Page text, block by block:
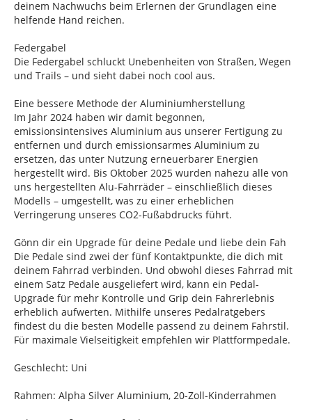
deinem Nachwuchs beim Erlernen der Grundlagen eine
helfende Hand reichen.
Federgabel
Die Federgabel schluckt Unebenheiten von Straßen, Wegen
und Trails – und sieht dabei noch cool aus.
Eine bessere Methode der Aluminiumherstellung
Im Jahr 2024 haben wir damit begonnen,
emissionsintensives Aluminium aus unserer Fertigung zu
entfernen und durch emissionsarmes Aluminium zu
ersetzen, das unter Nutzung erneuerbarer Energien
hergestellt wird. Bis Oktober 2025 wurden nahezu alle von
uns hergestellten Alu-Fahrräder – einschließlich dieses
Modells – umgestellt, was zu einer erheblichen
Verringerung unseres CO2-Fußabdrucks führt.
Gönn dir ein Upgrade für deine Pedale und liebe dein Fah
Die Pedale sind zwei der fünf Kontaktpunkte, die dich mit
deinem Fahrrad verbinden. Und obwohl dieses Fahrrad mit
einem Satz Pedale ausgeliefert wird, kann ein Pedal-
Upgrade für mehr Kontrolle und Grip dein Fahrerlebnis
erheblich aufwerten. Mithilfe unseres Pedalratgebers
findest du die besten Modelle passend zu deinem Fahrstil.
Für maximale Vielseitigkeit empfehlen wir Plattformpedale.
Geschlecht: Uni
Rahmen: Alpha Silver Aluminium, 20-Zoll-Kinderrahmen